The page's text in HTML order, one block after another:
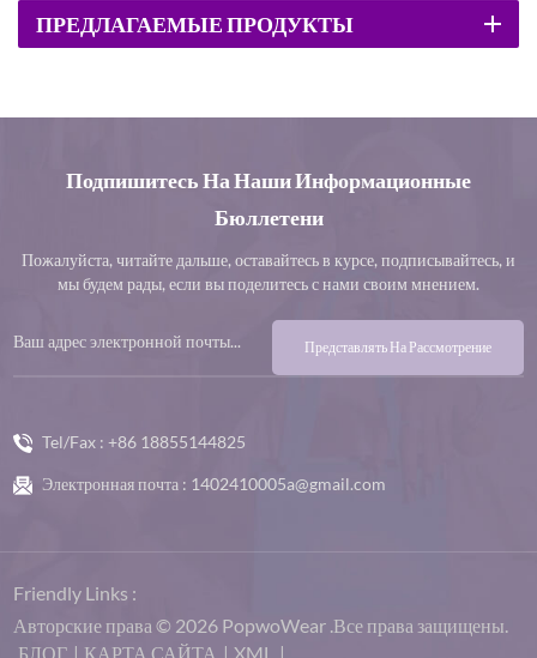
ПРЕДЛАГАЕМЫЕ ПРОДУКТЫ
Подпишитесь На Наши Информационные
Бюллетени
Пожалуйста, читайте дальше, оставайтесь в курсе, подписывайтесь, и
мы будем рады, если вы поделитесь с нами своим мнением.
Представлять На Рассмотрение
Tel/Fax : +86 18855144825
Электронная почта : 1402410005a@gmail.com
Friendly Links :
Авторские права © 2026 PopwoWear .Все права защищены.
БЛОГ | КАРТА САЙТА | XML |